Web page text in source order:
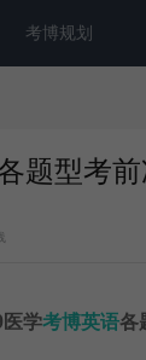
考博规划
题型考
学考博英语各